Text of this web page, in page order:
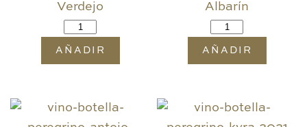
Verdejo
AÑADIR
Albarín
AÑADIR